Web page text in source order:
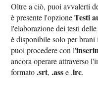
Oltre a ciò, puoi avvalerti
è presente l'opzioneTesti
l'elaborazione dei testi
è disponibile solo per
puoi procedere con l'
ancora operare attraverso
formato.srt,.asse .lrc.